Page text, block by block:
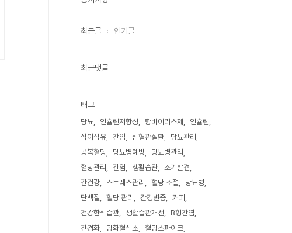
최근글 인기글
최근댓글
태그
당뇨 인슐린저항성 항바이러스제
인슐린
식이섬유
간암 심혈관질환
당뇨관리
공복혈당
당뇨병예방
당뇨병관리
혈당관리
간염 생활습관
조기발견
간건강
스트레스관리 혈당 조절
당뇨병
단백질
혈당 관리 간경변증
커피
건강한식습관
생활습관개선
B형간염
간경화
당화혈색소
혈당스파이크